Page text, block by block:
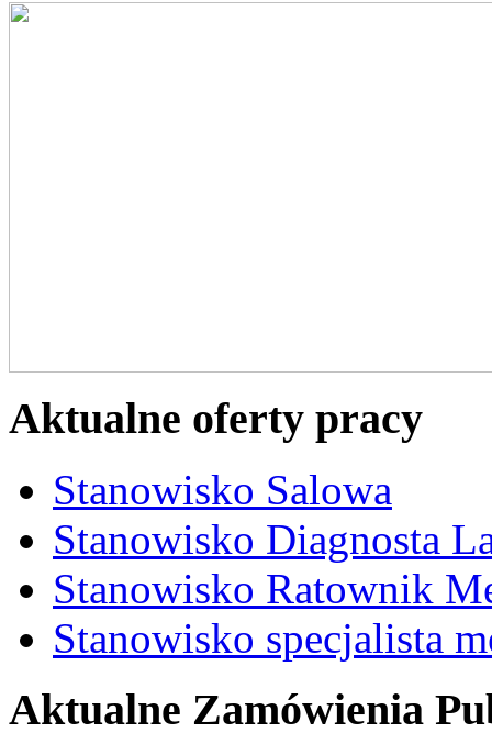
Aktualne oferty pracy
Stanowisko Salowa
Stanowisko Diagnosta
Stanowisko Ratownik
Stanowisko specjalista
Aktualne Zamówienia